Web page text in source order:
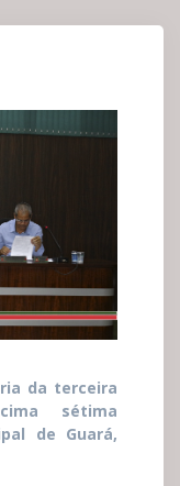
da terceira
sétima
de Guará,